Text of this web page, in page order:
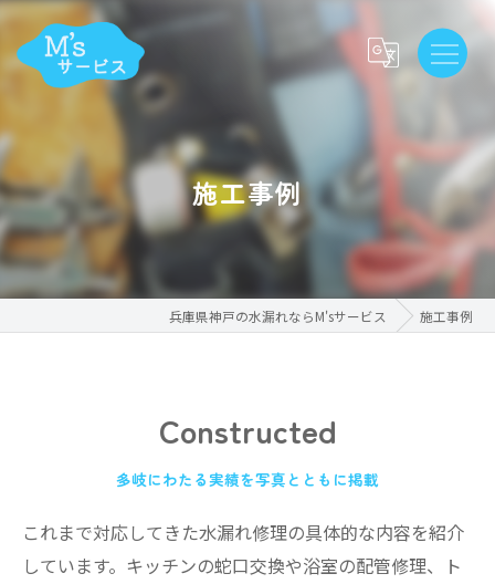
施工事例
兵庫県神戸の水漏れならM'sサービス 施工事例
Constructed
多岐にわたる実績を写真とともに掲載
これまで対応してきた水漏れ修理の具体的な内容を紹介
しています。キッチンの蛇口交換や浴室の配管修理、ト